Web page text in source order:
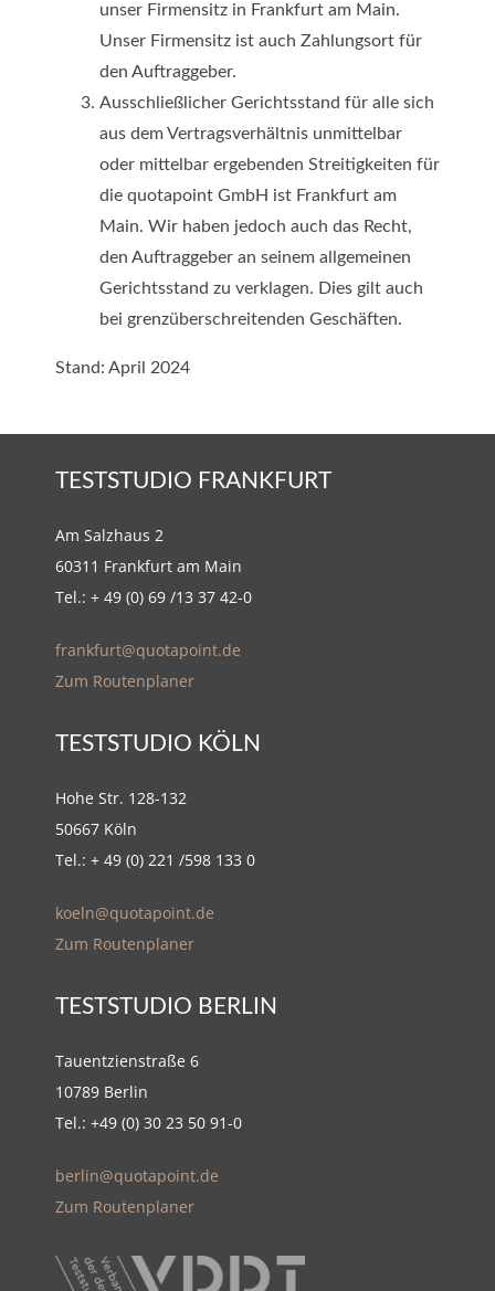
unser Firmensitz in Frankfurt am Main.
Unser Firmensitz ist auch Zahlungsort für
den Auftraggeber.
Ausschließlicher Gerichtsstand für alle sich
aus dem Vertragsverhältnis unmittelbar
oder mittelbar ergebenden Streitigkeiten für
die quotapoint GmbH ist Frankfurt am
Main. Wir haben jedoch auch das Recht,
den Auftraggeber an seinem allgemeinen
Gerichtsstand zu verklagen. Dies gilt auch
bei grenzüberschreitenden Geschäften.
Stand: April 2024
TESTSTUDIO FRANKFURT
Am Salzhaus 2
60311 Frankfurt am Main
Tel.: + 49 (0) 69 /13 37 42-0
frankfurt@quotapoint.de
Zum Routenplaner
TESTSTUDIO KÖLN
Hohe Str. 128-132
50667 Köln
Tel.: + 49 (0) 221 /598 133 0
koeln@quotapoint.de
Zum Routenplaner
TESTSTUDIO BERLIN
Tauentzienstraße 6
10789 Berlin
Tel.: +49 (0) 30 23 50 91-0
berlin@quotapoint.de
Zum Routenplaner